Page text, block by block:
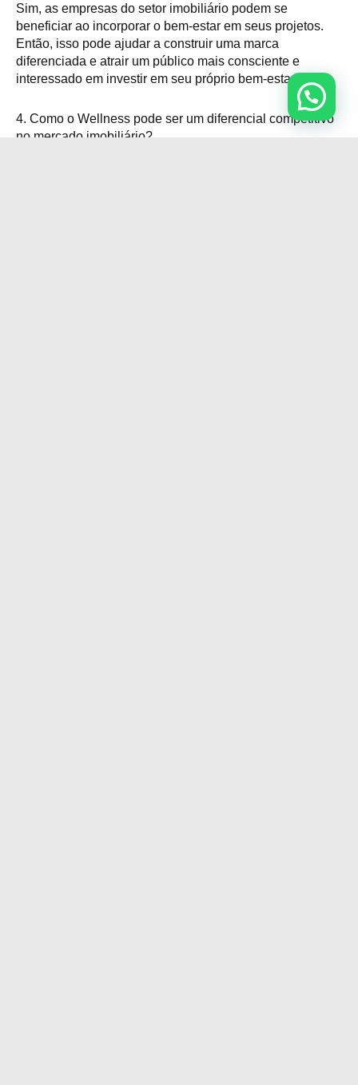
Sim, as empresas do setor imobiliário podem se
beneficiar ao incorporar o bem-estar em seus projetos.
Então, isso pode ajudar a construir uma marca
diferenciada e atrair um público mais consciente e
interessado em investir em seu próprio bem-estar.
4. Como o Wellness pode ser um diferencial competitivo
no mercado imobiliário?